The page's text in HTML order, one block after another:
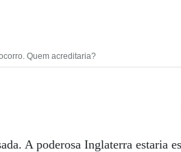
Quem acreditaria?
A poderosa Inglaterra estaria